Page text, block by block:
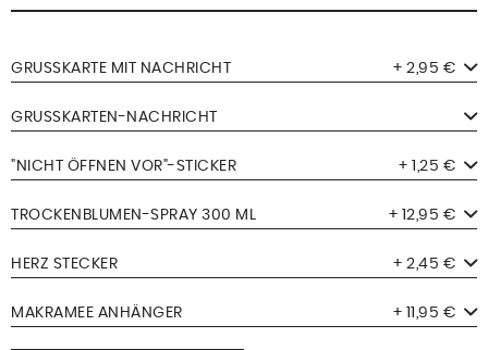
GRUSSKARTE MIT NACHRICHT + 2,95 €
GRUSSKARTEN-NACHRICHT
"NICHT ÖFFNEN VOR"-STICKER + 1,25 €
TROCKENBLUMEN-SPRAY 300 ML + 12,95 €
HERZ STECKER + 2,45 €
MAKRAMEE ANHÄNGER + 11,95 €